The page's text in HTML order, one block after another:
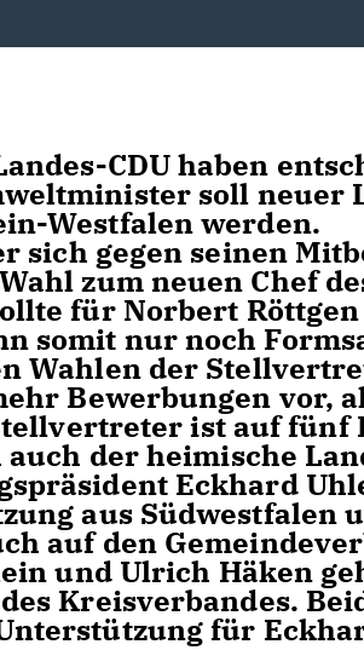
CDU haben
soll neuer
Westfalen werden.
sich gegen seinen
zum neuen Chef
für Norbert
somit nur noch
Wahlen der
Bewerbungen vor,
ist auf fünf
der heimische
Eckhard
aus Südwestfalen
auf den
und Ulrich Häken
Kreisverbandes.
für